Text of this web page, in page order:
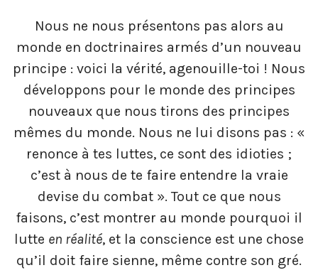
Nous ne nous présentons pas alors au
monde en doctrinaires armés d’un nouveau
principe : voici la vérité, agenouille-toi ! Nous
développons pour le monde des principes
nouveaux que nous tirons des principes
mêmes du monde. Nous ne lui disons pas : «
renonce à tes luttes, ce sont des idioties ;
c’est à nous de te faire entendre la vraie
devise du combat ». Tout ce que nous
faisons, c’est montrer au monde pourquoi il
lutte en réalité, et la conscience est une chose
qu’il doit faire sienne, même contre son gré.